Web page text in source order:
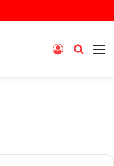
Search
Log